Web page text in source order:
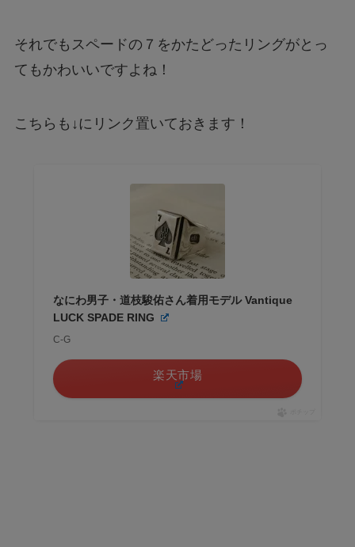
それでもスペードの７をかたどったリングがとっ
てもかわいいですよね！
こちらも↓にリンク置いておきます！
なにわ男子・道枝駿佑さん着用モデル Vantique
LUCK SPADE RING
C-G
楽天市場